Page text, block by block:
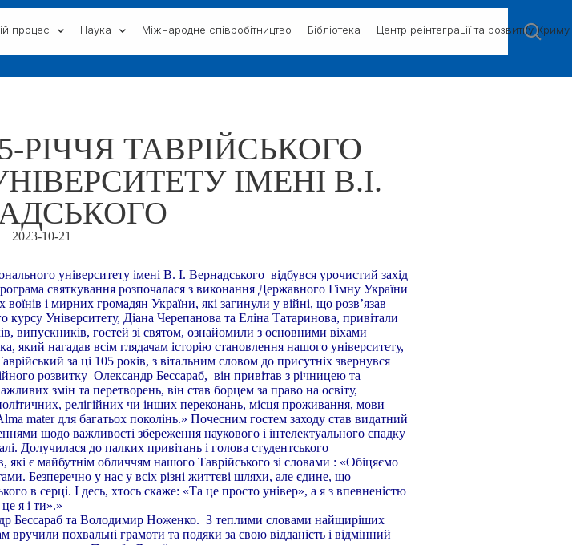
процес Наука Міжнародне співробітництво Бібліотека Центр реінтеграції та розвитку Криму
РІЧЧЯ ТАВРІЙСЬКОГО
ІМЕНІ В.І.
2023-10-21
університету імені В. І. Вернадського відбувся урочистий захід
святкування розпочалася з виконання Державного Гімну України
і мирних громадян України, які загинули у війні, що розв’язав
курсу Університету, Діана Черепанова та Еліна Татаринова, привітали
випускників, гостей зі святом, ознайомили з основними віхами
який нагадав всім глядачам історію становлення нашого університету,
за ці 105 років, з вітальним словом до присутніх звернувся
розвитку Олександр Бессараб, він привітав з річницею та
змін та перетворень, він став борцем за право на освіту,
релігійних чи інших переконань, місця проживання, мови
mater для багатьох поколінь.» Почесним гостем заходу став видатний
щодо важливості збереження наукового і інтелектуального спадку
Долучилася до палких привітань і голова студентського
які є майбутнім обличчям нашого Таврійського зі словами : «Обіцяємо
Безперечно у нас у всіх різні життєві шляхи, але єдине, що
в серці. І десь, хтось скаже: «Та це просто універ», а я з впевненістю
я і ти».»
Бессараб та Володимир Ноженко. З теплими словами найщиріших
похвальні грамоти та подяки за свою відданість і відмінний